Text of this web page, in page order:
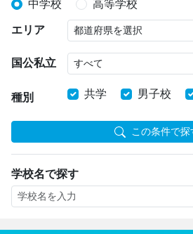
中学校 高等学校
エリア
国公私立
種別 共学 男子校
この条件で探
学校名で探す